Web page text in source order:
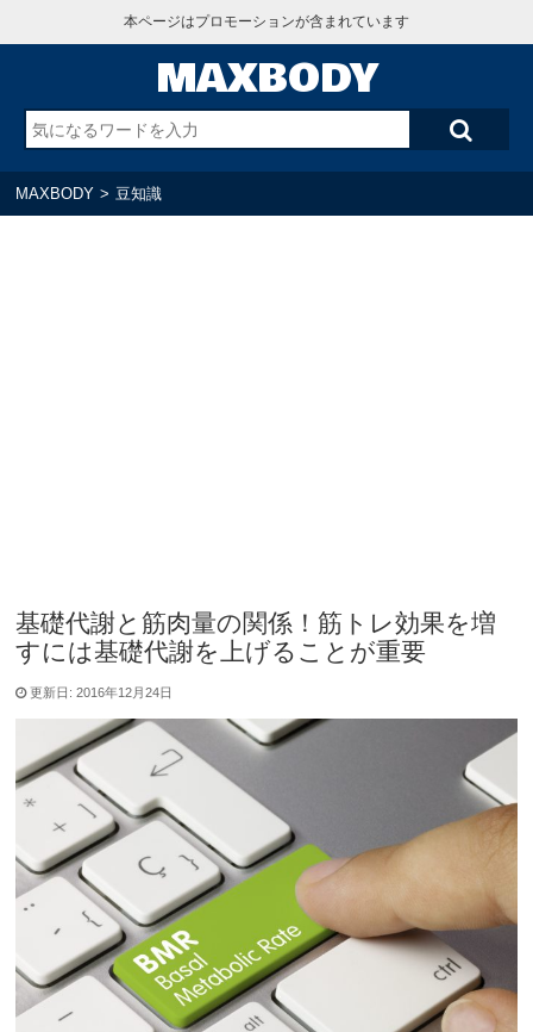
本ページはプロモーションが含まれています
MAXBODY
MAXBODY > 豆知識
基礎代謝と筋肉量の関係！筋トレ効果を増
すには基礎代謝を上げることが重要
更新日: 2016年12月24日